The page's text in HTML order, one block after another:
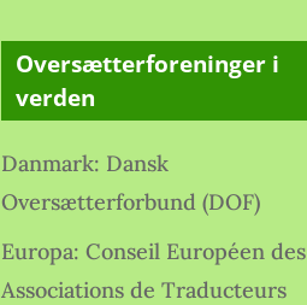
Oversætterforeninger i
verden
Danmark: Dansk
Oversætterforbund (DOF)
Europa: Conseil Européen des
Associations de Traducteurs